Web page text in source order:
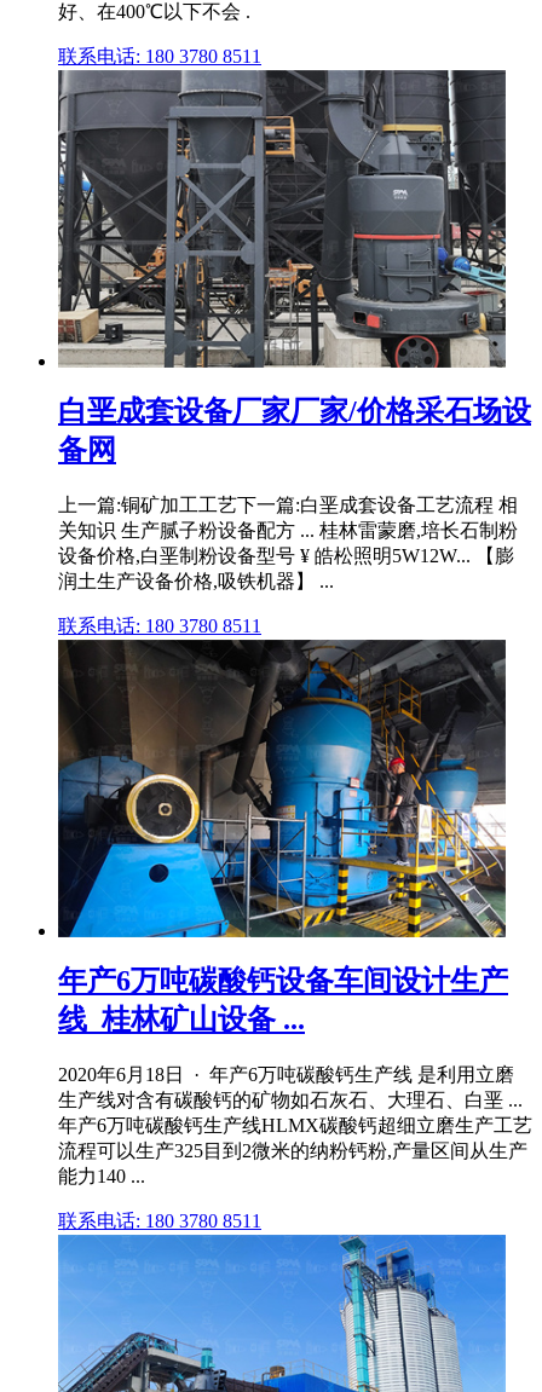
好、在400℃以下不会 .
联系电话: 180 3780 8511
白垩成套设备厂家厂家/价格采石场设
备网
上一篇:铜矿加工工艺下一篇:白垩成套设备工艺流程 相
关知识 生产腻子粉设备配方 ... 桂林雷蒙磨,培长石制粉
设备价格,白垩制粉设备型号 ¥ 皓松照明5W12W... 【膨
润土生产设备价格,吸铁机器】 ...
联系电话: 180 3780 8511
年产6万吨碳酸钙设备车间设计生产
线_桂林矿山设备 ...
2020年6月18日 · 年产6万吨碳酸钙生产线 是利用立磨
生产线对含有碳酸钙的矿物如石灰石、大理石、白垩 ...
年产6万吨碳酸钙生产线HLMX碳酸钙超细立磨生产工艺
流程可以生产325目到2微米的纳粉钙粉,产量区间从生产
能力140 ...
联系电话: 180 3780 8511